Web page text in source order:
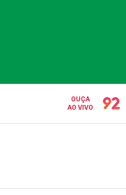
OUÇA
AO VIVO